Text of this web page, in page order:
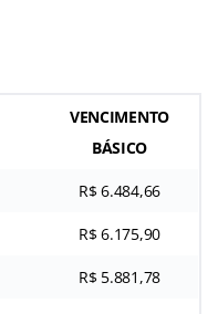
VENCIMENTO
BÁSICO
R$ 6.484,66
R$ 6.175,90
R$ 5.881,78